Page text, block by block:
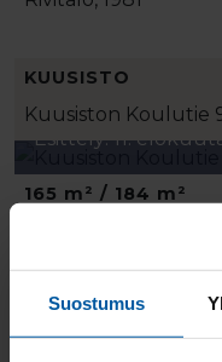
Suostumus
KUUSISTO
Kuusiston Koulutie
Esittely: 11.
165 m² / 184 m²